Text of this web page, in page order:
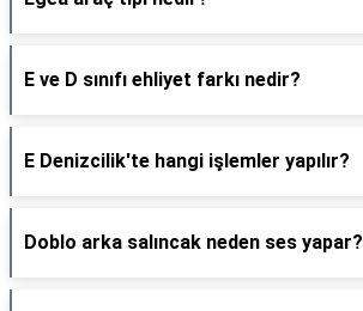
E ve D sınıfı ehliyet farkı nedir?
E Denizcilik'te hangi işlemler yapılır?
Doblo arka salıncak neden ses yapar?